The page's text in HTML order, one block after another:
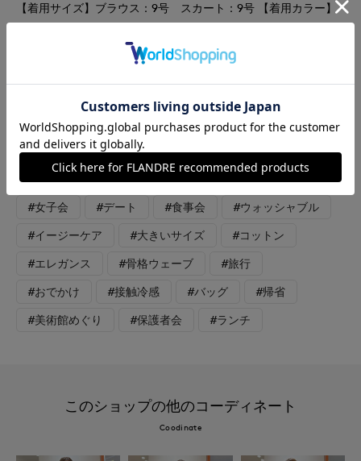
【着用サイズ】ブラウス：9号 スカート：9号 【着用カラー】
テーマはGW女子会スタイリングです。 スクエアネックのブラウ
スは、ショート丈でスカートやワイドパンツと相性バッチリ。鮮
やかなブルーのニットフレアスカートを合わせて女性らしいコー
ディネートに。女子会など華やかなシーンにおすすめです。
#スカート #ブラウス #ニット
#休日
#女子会 #デート #食事会 #ウォッシャブル
#イージーケア #大きいサイズ #コットン
#エレガンス #骨格ウェーブ #旅行
#おでかけ #接触冷感 #バッグ #帰省
#美術館めぐり #保護者会 #ランチ
このショップの他のコーディネート
Coodinate